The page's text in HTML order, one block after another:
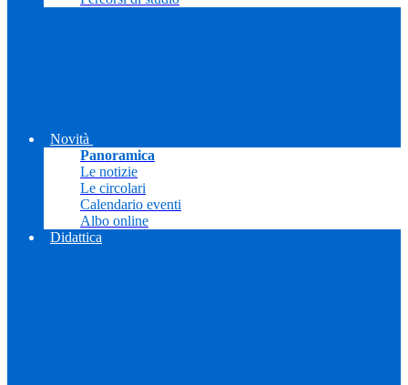
Novità
Panoramica
Le notizie
Le circolari
Calendario eventi
Albo online
Didattica